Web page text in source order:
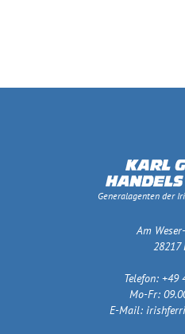
Generalagenten der
Am
28217
Telefon: +49
Mo-Fr:
E-Mail: